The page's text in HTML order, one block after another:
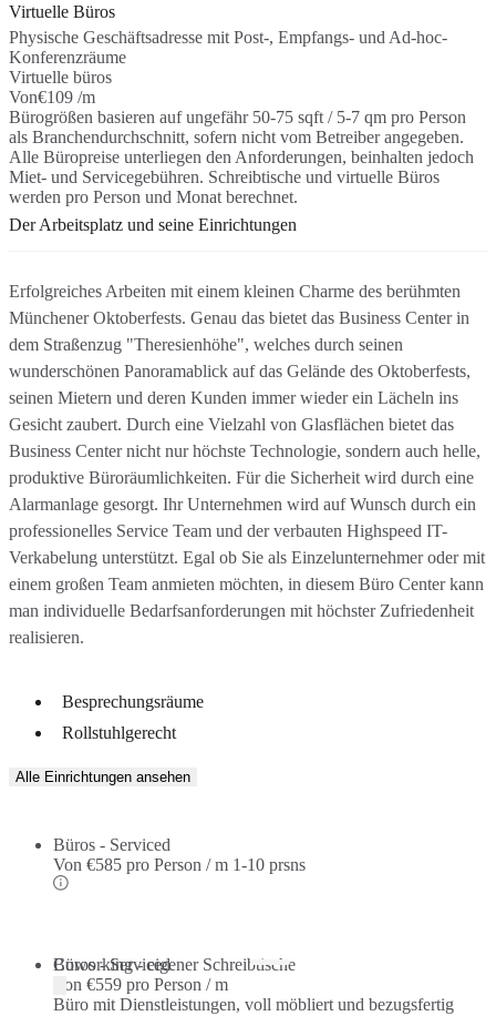
Virtuelle Büros
Physische Geschäftsadresse mit Post-, Empfangs- und Ad-hoc-
Konferenzräume
Virtuelle büros
Von€109 /m
Bürogrößen basieren auf ungefähr 50-75 sqft / 5-7 qm pro Person
als Branchendurchschnitt, sofern nicht vom Betreiber angegeben.
Alle Büropreise unterliegen den Anforderungen, beinhalten jedoch
Miet- und Servicegebühren. Schreibtische und virtuelle Büros
werden pro Person und Monat berechnet.
Der Arbeitsplatz und seine Einrichtungen
Erfolgreiches Arbeiten mit einem kleinen Charme des berühmten
Münchener Oktoberfests. Genau das bietet das Business Center in
dem Straßenzug "Theresienhöhe", welches durch seinen
wunderschönen Panoramablick auf das Gelände des Oktoberfests,
seinen Mietern und deren Kunden immer wieder ein Lächeln ins
Gesicht zaubert. Durch eine Vielzahl von Glasflächen bietet das
Business Center nicht nur höchste Technologie, sondern auch helle,
produktive Büroräumlichkeiten. Für die Sicherheit wird durch eine
Alarmanlage gesorgt. Ihr Unternehmen wird auf Wunsch durch ein
professionelles Service Team und der verbauten Highspeed IT-
Verkabelung unterstützt. Egal ob Sie als Einzelunternehmer oder mit
einem großen Team anmieten möchten, in diesem Büro Center kann
man individuelle Bedarfsanforderungen mit höchster Zufriedenheit
realisieren.
Besprechungsräume
Rollstuhlgerecht
Alle Einrichtungen ansehen
Büros - Serviced
Von €585 pro Person / m 1-10 prsns
Büros - Serviced
Büro mit Dienstleistungen, voll möbliert und bezugsfertig
Coworking - eigener Schreibtische
Von €559 pro Person / m